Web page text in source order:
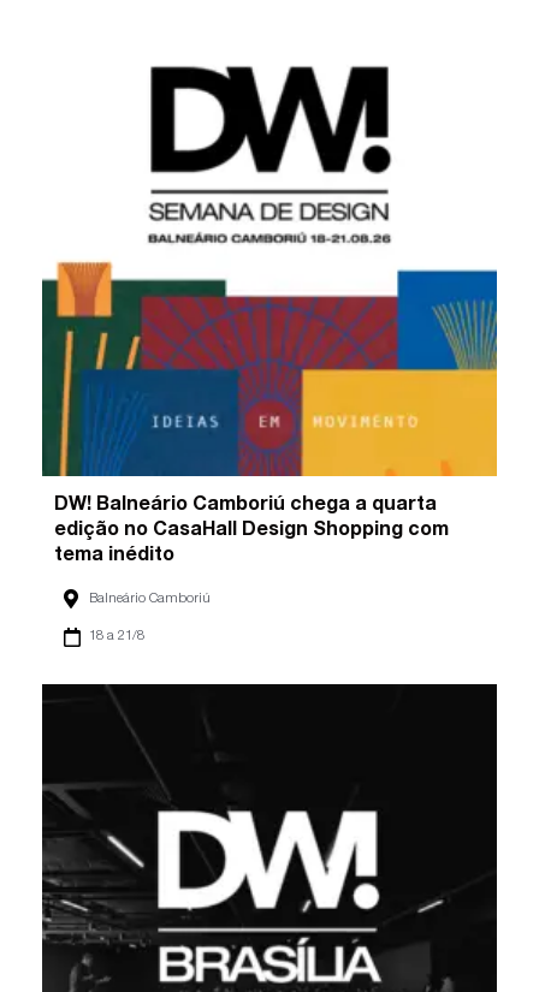
DW! Balneário Camboriú chega a quarta
edição no CasaHall Design Shopping com
tema inédito
Balneário Camboriú
18 a 21/8